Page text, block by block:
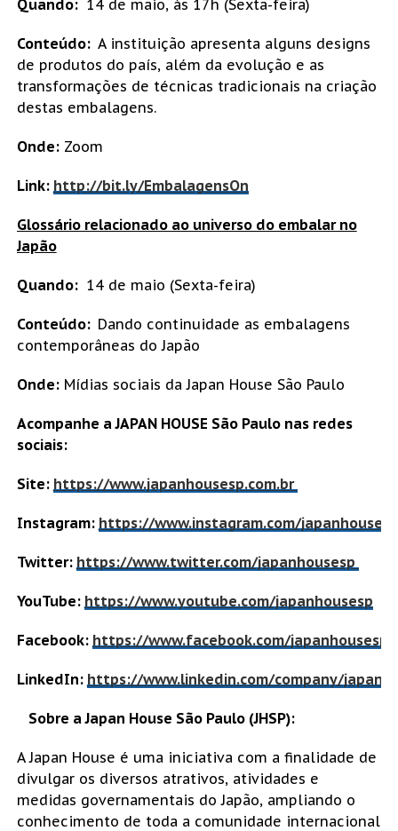
Quando: 14 de maio, às 17h (Sexta-feira)
Conteúdo: A instituição apresenta alguns designs
de produtos do país, além da evolução e as
transformações de técnicas tradicionais na criação
destas embalagens.
Onde:Zoom
Link: http://bit.ly/EmbalagensOn
Glossário relacionado ao universo do embalar no
Japão
Quando: 14 de maio (Sexta-feira)
Conteúdo: Dando continuidade as embalagens
contemporâneas do Japão
Onde:Mídias sociais da Japan House São Paulo
Acompanhe a JAPAN HOUSE São Paulo nas redes
sociais:
Site: https://www.japanhousesp.com.br
Instagram: https://www.instagram.com/japanhousesp
Twitter: https://www.twitter.com/japanhousesp
YouTube: https://www.youtube.com/japanhousesp
Facebook: https://www.facebook.com/japanhousesp
LinkedIn: https://www.linkedin.com/company/
Sobre a Japan House São Paulo (JHSP):
A Japan House é uma iniciativa com a finalidade de
divulgar os diversos atrativos, atividades e
medidas governamentais do Japão, ampliando o
conhecimento de toda a comunidade internacional